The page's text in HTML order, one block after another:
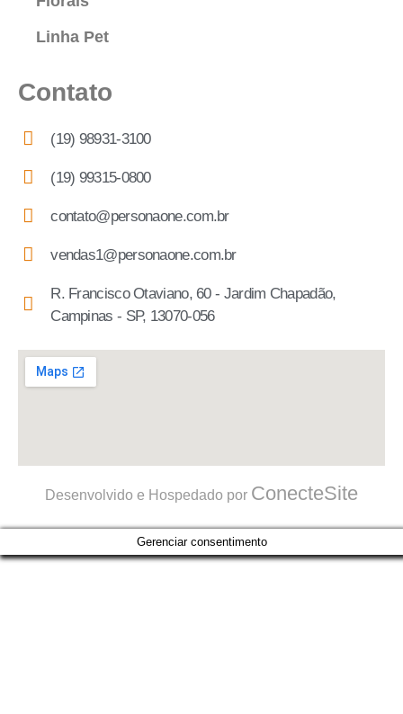
Linha Pet
Contato
(19) 98931-3100
(19) 99315-0800
contato@personaone.com.br
vendas1@personaone.com.br
R. Francisco Otaviano, 60 - Jardim Chapadão,
Campinas - SP, 13070-056
Desenvolvido e Hospedado por ConecteSite
Gerenciar consentimento